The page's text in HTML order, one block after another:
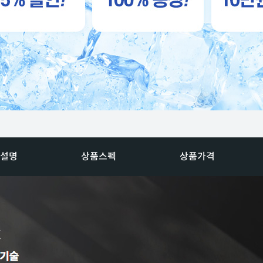
명 상품스펙 상품가격